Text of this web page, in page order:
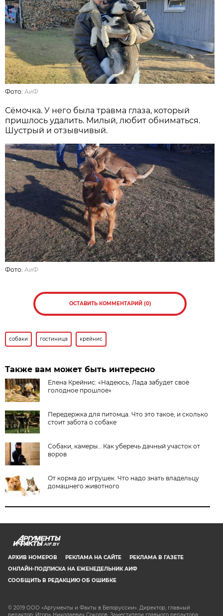
Фото: АиФ
Сёмочка. У него была травма глаза, который
пришлось удалить. Милый, любит обниматься.
Шустрый и отзывчивый.
Фото: АиФ
ОСТАВИТЬ КОММЕНТАРИЙ (0)
собаки гостиница крейнис
Также вам может быть интересно
Елена Крейнис: «Надеюсь, Лада забудет своё
голодное прошлое»
Передержка для питомца. Что это такое, и сколько
стоит забота о собаке
Собаки, камеры… Как уберечь дачный участок от
воров
От корма до игрушек. Что надо знать владельцу
домашнего животного
AIF.BY
АРХИВ НОМЕРОВ РЕКЛАМА НА САЙТЕ
РЕКЛАМА В ГАЗЕТЕ
ОНЛАЙН-ПОДПИСКА НА ЕЖЕНЕДЕЛЬНИК АИФ
СООБЩИТЬ В РЕДАКЦИЮ ОБ ОШИБКЕ
© 2019 ООО «Аргументы и Факты в Белоруссии». Директор, главный